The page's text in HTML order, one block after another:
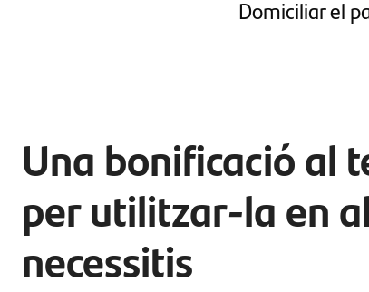
Domiciliar el
Una bonificació al
per utilitzar-la en
necessitis